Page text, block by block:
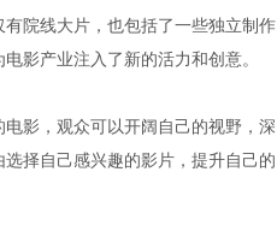
院线大片，也包括了一些独立制作
影产业注入了新的活力和创意。
影，观众可以开阔自己的视野，深
择自己感兴趣的影片，提升自己的